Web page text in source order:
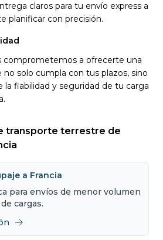
claros para tu envío express a
planificar con precisión.
comprometemos a ofrecerte una
solo cumpla con tus plazos, sino
la fiabilidad y seguridad de tu carga
transporte terrestre de
a Francia
para envíos de menor volumen
cargas.